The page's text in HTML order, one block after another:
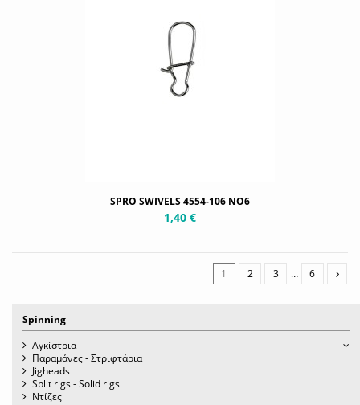
SPRO SWIVELS 4554-106 NO6
1,40 €
1 2 3 … 6
Spinning
Αγκίστρια
Παραμάνες - Στριφτάρια
Jigheads
Split rigs - Solid rigs
Ντίζες